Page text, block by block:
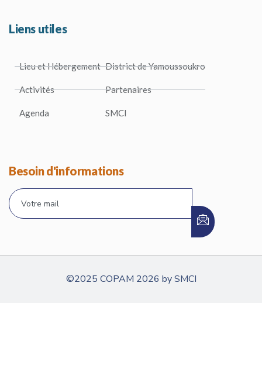
Liens utiles
Lieu et Hébergement
Activités
Agenda
District de Yamoussoukro
Partenaires
SMCI
Besoin d'informations
©2025 COPAM 2026 by SMCI